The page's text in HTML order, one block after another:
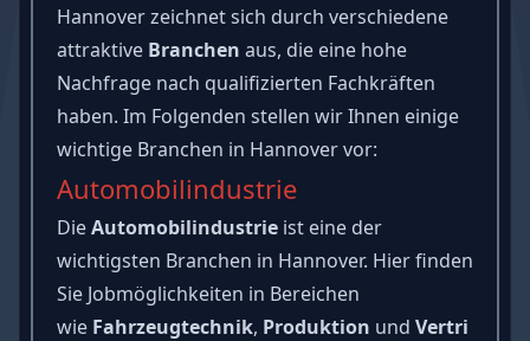
Hannover zeichnet sich durch verschiedene
attraktive Branchen aus, die eine hohe
Nachfrage nach qualifizierten Fachkräften
haben. Im Folgenden stellen wir Ihnen einige
wichtige Branchen in Hannover vor:
Automobilindustrie
DieAutomobilindustrieist eine der
wichtigsten Branchen in Hannover. Hier finden
Sie Jobmöglichkeiten in Bereichen
wie Fahrzeugtechnik, Produktion und Vertri